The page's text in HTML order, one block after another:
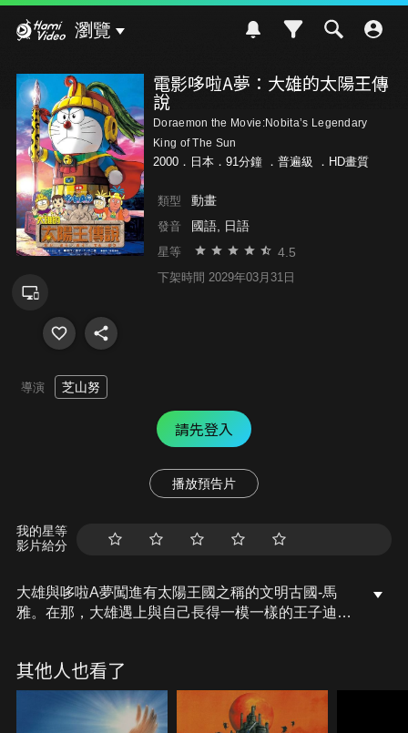
瀏覽
電影哆啦A夢：大雄的太陽王傳
說
Doraemon the Movie:Nobita’s Legendary
King of The Sun
2000．日本．91分鐘 ． 普遍級 ．HD畫質
類型 動畫
發音 國語, 日語
星等 4.5
下架時間 2029年03月31日
導演 芝山努
請先登入
播放預告片
我的星等
影片給分
大雄與哆啦A夢闖進有太陽王國之稱的文明古國-馬
雅。在那，大雄遇上與自己長得一模一樣的王子迪
事，當然也鬧出不少笑話。
其他人也看了